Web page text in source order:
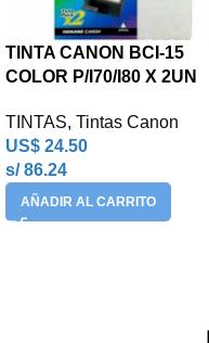
TINTA CANON BCI-15
COLOR P/I70/I80 X 2UN
TINTAS, Tintas Canon
US$ 24.50
s/ 86.24
AÑADIR AL CARRITO